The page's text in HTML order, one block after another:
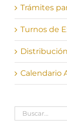
Trámites
Turnos de
Calendario
Buscar: